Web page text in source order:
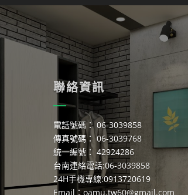
聯絡資訊
電話號碼： 06-3039858
傳真號碼： 06-3039768
統一編號： 42924286
台南連絡電話:06-3039858
24H手機專線:0913720619
Email：oamu.tw60@gmail.com